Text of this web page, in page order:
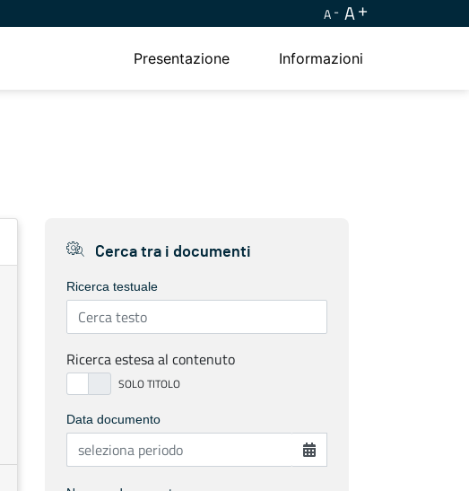
A A
Presentazione Informazioni
Cerca tra i documenti
Ricerca testuale
Ricerca estesa al contenuto
Data documento